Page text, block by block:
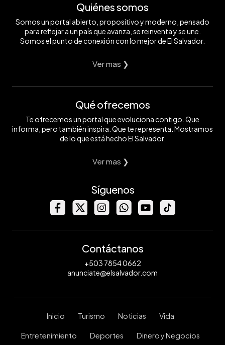
Quiénes somos
Somos un portal abierto, propositivo y moderno, pensado
para reflejar a un país que avanza, se reinventa y se une.
Somos el punto de conexión con lo mejor de El Salvador.
Ver mas ❯
Qué ofrecemos
Te ofrecemos un portal que evoluciona contigo. Que
informa, pero también inspira. Que te representa. Mostramos
de lo que está hecho El Salvador.
Ver mas ❯
Síguenos
Contáctanos
+503 7854 0662
anunciate@elsalvador.com
Inicio Turismo Noticias Vida
Entretenimiento Deportes Dinero y Negocios